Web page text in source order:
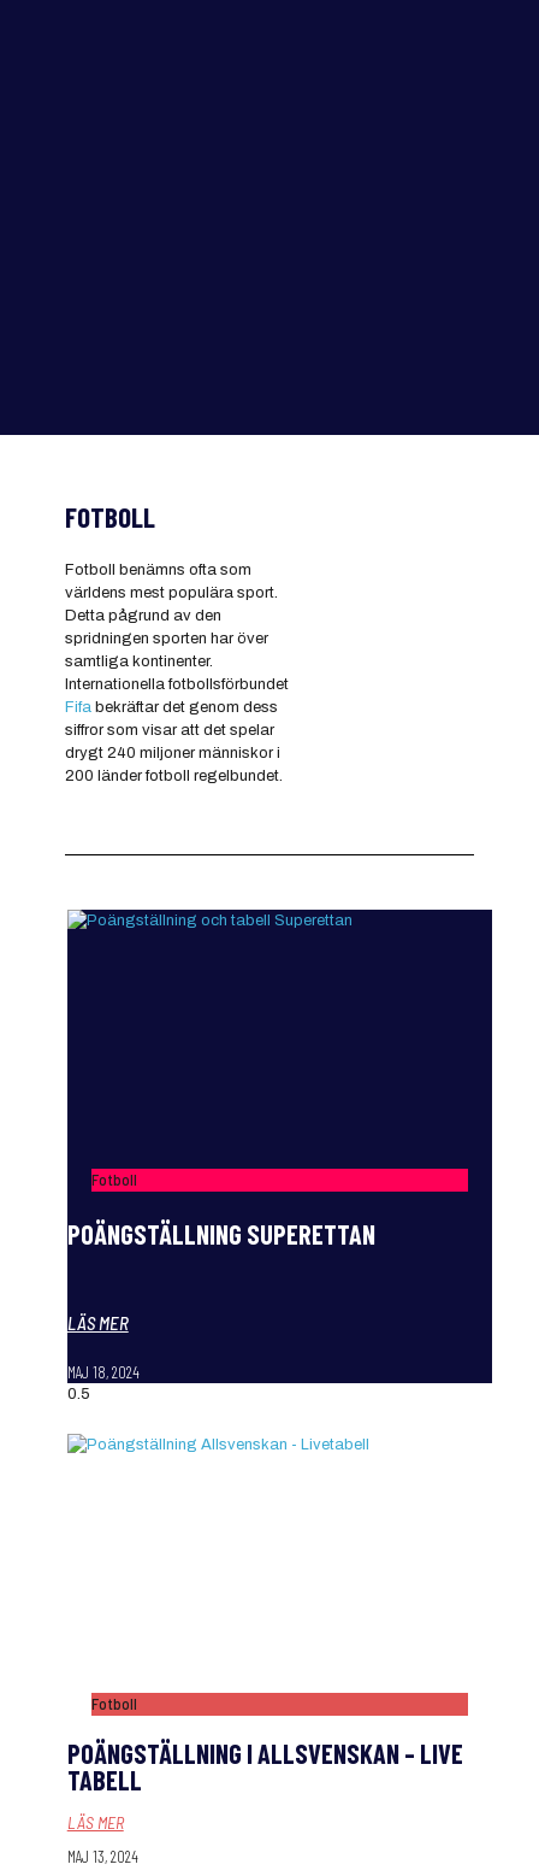
FOTBOLL
Fotboll benämns ofta som
världens mest populära sport.
Detta pågrund av den
spridningen sporten har över
samtliga kontinenter.
Internationella fotbollsförbundet
Fifa bekräftar det genom dess
siffror som visar att det spelar
drygt 240 miljoner människor i
200 länder fotboll regelbundet.
Fotboll
POÄNGSTÄLLNING SUPERETTAN
LÄS MER
MAJ 18, 2024
Fotboll
POÄNGSTÄLLNING I ALLSVENSKAN – LIVE
TABELL
LÄS MER
MAJ 13, 2024